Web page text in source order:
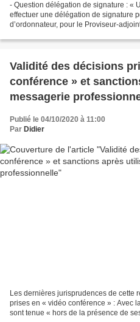
- Question délégation de signature : «
effectuer une délégation de signature
d’ordonnateur, pour le Proviseur-
Validité des décisions
conférence » et
messagerie
Publié le 04/10/2020 à 11:00
Par Didier
Les dernières jurisprudences de cette
prises en « vidéo conférence » : Avec
sont tenue « hors de la présence de